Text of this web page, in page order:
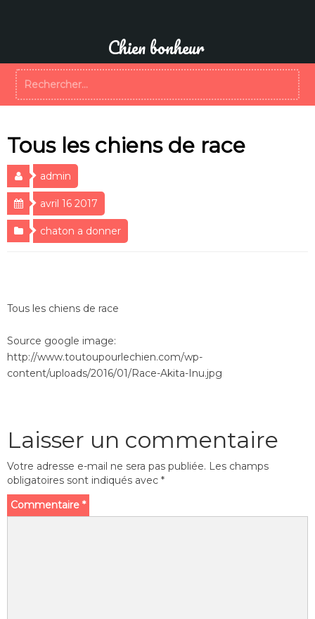
Chien bonheur
Tous les chiens de race
admin
avril 16 2017
chaton a donner
Tous les chiens de race
Source google image:
http://www.toutoupourlechien.com/wp-
content/uploads/2016/01/Race-Akita-Inu.jpg
Laisser un commentaire
Votre adresse e-mail ne sera pas publiée. Les champs
obligatoires sont indiqués avec *
Commentaire *
Rechercher :